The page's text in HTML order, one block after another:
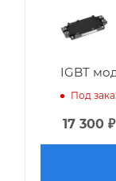
IGBT
Под
17 300 ₽